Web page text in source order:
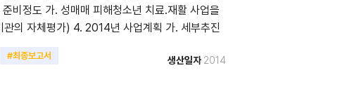
비정도 가. 성매매 피해청소년 치료.재활 사업을
의 자체평가) 4. 2014년 사업계획 가. 세부추진
교육개요 2. 교육결과 3. 교육의 효과성 4. 교육만
#최종보고서
생산일자 2014